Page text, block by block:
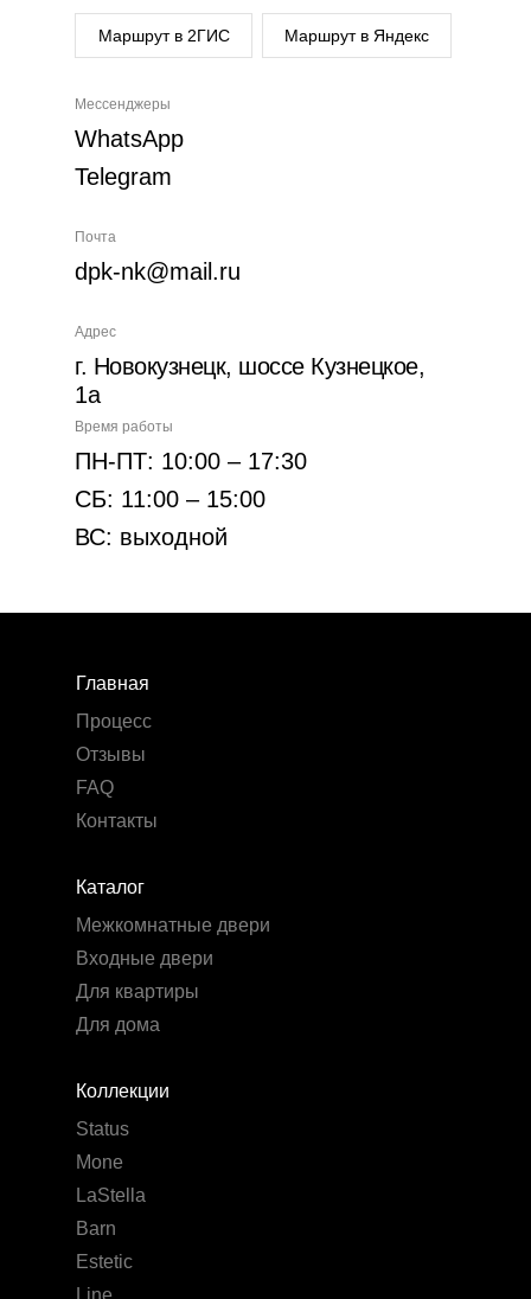
Мессенджеры
WhatsApp
Telegram
Почта
dpk-nk@mail.ru
Время работы
ПН-ПТ: 10:00 – 17:30
СБ: 11:00 – 15:00
ВС: выходной
Адрес
г. Новокузнецк, шоссе Кузнецкое,
1а
Маршрут в 2ГИС Маршрут в Яндекс
Коллекции
Status
Mone
LaStella
Barn
Estetic
Line
Каталог
Межкомнатные двери
Входные двери
Для квартиры
Для дома
Главная
Процесс
Отзывы
FAQ
Контакты